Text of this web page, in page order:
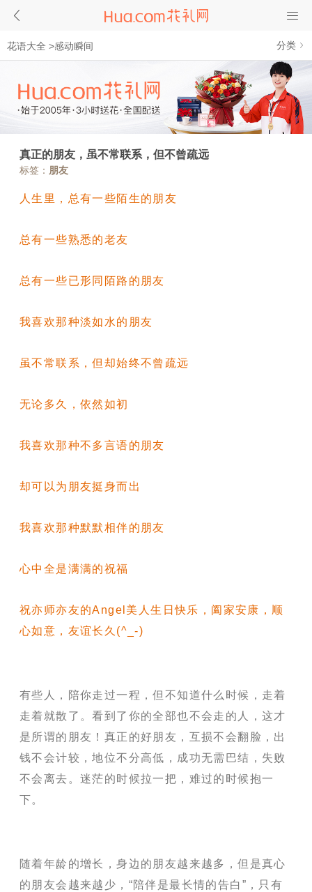
花语大全 >感动瞬间 分类
真正的朋友，虽不常联系，但不曾疏远
标签： 朋友
人生里，总有一些陌生的朋友
总有一些熟悉的老友
总有一些已形同陌路的朋友
我喜欢那种淡如水的朋友
虽不常联系，但却始终不曾疏远
无论多久，依然如初
我喜欢那种不多言语的朋友
却可以为朋友挺身而出
我喜欢那种默默相伴的朋友
心中全是满满的祝福
祝亦师亦友的Angel 美人生日快乐，阖家安康，顺
心如意，友谊长久 (^_-)
有些人，陪你走过一程，但不知道什么时候，走着
走着就散了。看到了你的全部也不会走的人，这才
是所谓的朋友！真正的好朋友，互损不会翻脸，出
钱不会计较，地位不分高低，成功无需巴结，失败
不会离去。迷茫的时候拉一把，难过的时候抱一
下。
随着年龄的增长，身边的朋友越来越多，但是真心
的朋友会越来越少， “陪伴是最长情的告白”，
只有